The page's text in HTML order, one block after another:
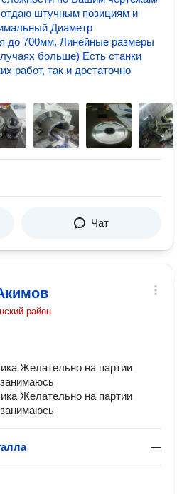
штучным позициям и
Диаметр
до 700мм, Линейные размеры
больше) Есть станки
работ, так и достаточно
Чат
район
Желательно на партии
Желательно на партии
—